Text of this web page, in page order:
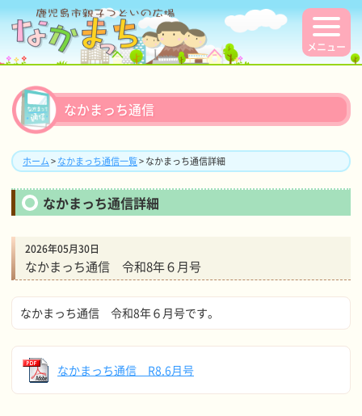
メニュー
なかまっち通信
ホーム>なかまっち通信一覧> なかまっち通信詳細
なかまっち通信詳細
2026年05月30日
なかまっち通信 令和8年６月号
なかまっち通信 令和8年６月号です。
なかまっち通信 R8.6月号